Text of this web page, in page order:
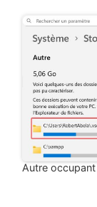
Autre